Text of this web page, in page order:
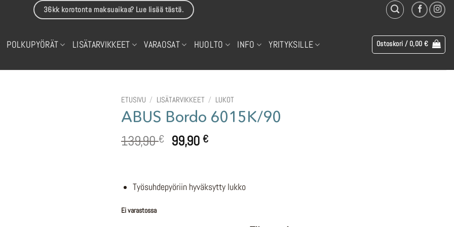
36kk korotonta maksuaikaa? Lue lisää tästä.
POLKUPYÖRÄT LISÄTARVIKKEET VARAOSAT HUOLTO INFO YRITYKSILLE Ostoskori / 0,00 €
ETUSIVU / LISÄTARVIKKEET / LUKOT
ABUS Bordo 6015K/90
139,90€ Alkuperäinen
139,90 €.
99,90 €Nykyinen
99,90 €.
Työsuhdepyöriin hyväksytty lukko
Ei varastossa